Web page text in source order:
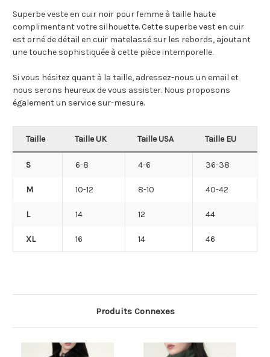
Superbe veste en cuir noir pour femme à taille haute
complimentant votre silhouette. Cette superbe vest en cuir
est orné de détail en cuir matelassé sur les rebords, ajoutant
une touche sophistiquée à cette pièce intemporelle.
Si vous hésitez quant à la taille, adressez-nous un email et
nous serons heureux de vous assister. Nous proposons
également un service sur-mesure.
Taille Taille UK Taille USA Taille EU
S 6-8 4-6 36-38
M 10-12 8-10 40-42
L 14 12 44
XL 16 14 46
Produits Connexes